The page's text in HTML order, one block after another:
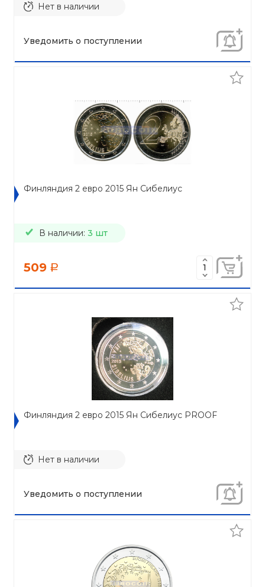
Нет в наличии
Уведомить о поступлении
Финляндия 2 евро 2015 Ян Сибелиус
В наличии: 3 шт
509 a
Финляндия 2 евро 2015 Ян Сибелиус PROOF
Нет в наличии
Уведомить о поступлении